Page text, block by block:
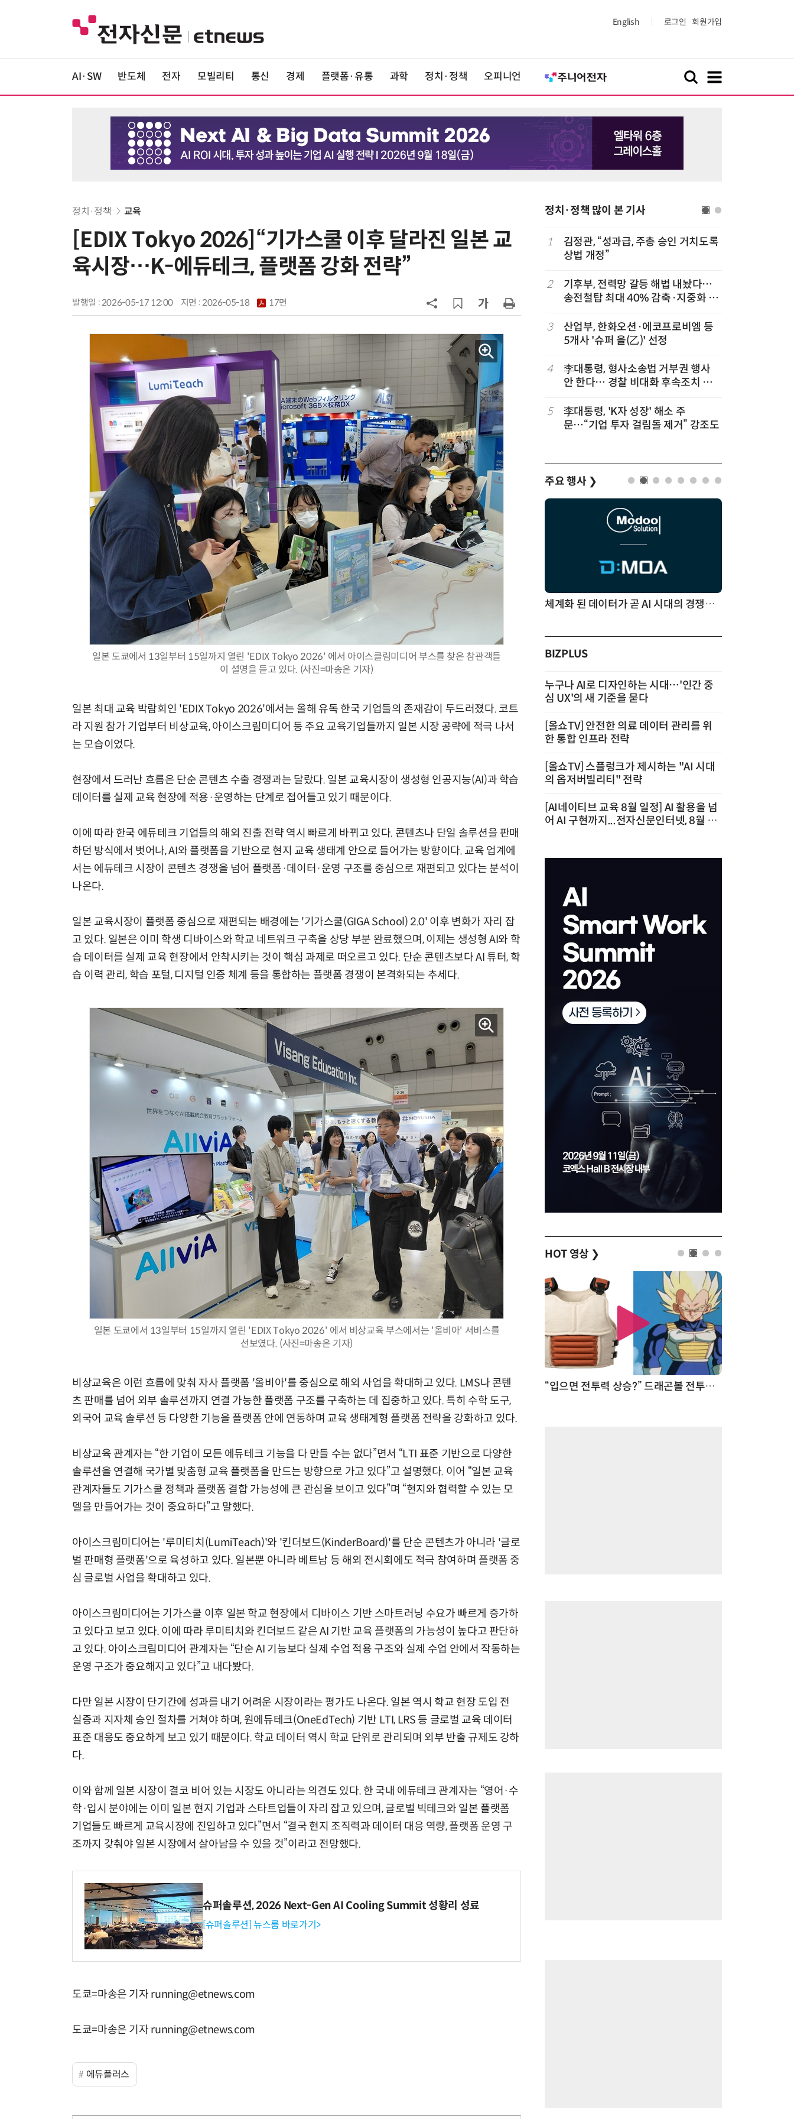
English 로그인 회원가입
AI·SW 반도체 전자 모빌리티 통신 경제 플랫폼·유통 과학 정치·정책 오피니언
정치·정책 교육
[EDIX Tokyo 2026]“기가스쿨 이후 달라진 일본 교
육시장…K-에듀테크, 플랫폼 강화 전략”
발행일 : 2026-05-17 12:00 지면 :2026-05-18 17면
일본 도쿄에서 13일부터 15일까지 열린 'EDIX Tokyo 2026' 에서 아이스클림미디어 부스를 찾은 참관객들
이 설명을 듣고 있다. (사진=마송은 기자)
일본 최대 교육 박람회인 'EDIX Tokyo 2026'에서는 올해 유독 한국 기업들의 존재감이 두드러졌다. 코트
라 지원 참가 기업부터 비상교육, 아이스크림미디어 등 주요 교육기업들까지 일본 시장 공략에 적극 나서
는 모습이었다.
현장에서 드러난 흐름은 단순 콘텐츠 수출 경쟁과는 달랐다. 일본 교육시장이 생성형 인공지능(AI)과 학습
데이터를 실제 교육 현장에 적용·운영하는 단계로 접어들고 있기 때문이다.
이에 따라 한국 에듀테크 기업들의 해외 진출 전략 역시 빠르게 바뀌고 있다. 콘텐츠나 단일 솔루션을 판매
하던 방식에서 벗어나, AI와 플랫폼을 기반으로 현지 교육 생태계 안으로 들어가는 방향이다. 교육 업계에
서는 에듀테크 시장이 콘텐츠 경쟁을 넘어 플랫폼·데이터·운영 구조를 중심으로 재편되고 있다는 분석이
나온다.
일본 교육시장이 플랫폼 중심으로 재편되는 배경에는 '기가스쿨(GIGA School) 2.0' 이후 변화가 자리 잡
고 있다. 일본은 이미 학생 디바이스와 학교 네트워크 구축을 상당 부분 완료했으며, 이제는 생성형 AI와 학
습 데이터를 실제 교육 현장에서 안착시키는 것이 핵심 과제로 떠오르고 있다. 단순 콘텐츠보다 AI 튜터, 학
습 이력 관리, 학습 포털, 디지털 인증 체계 등을 통합하는 플랫폼 경쟁이 본격화되는 추세다.
일본 도쿄에서 13일부터 15일까지 열린 'EDIX Tokyo 2026' 에서 비상교육 부스에서는 '올비아' 서비스를
선보였다. (사진=마송은 기자)
비상교육은 이런 흐름에 맞춰 자사 플랫폼 '올비아'를 중심으로 해외 사업을 확대하고 있다. LMS나 콘텐
츠 판매를 넘어 외부 솔루션까지 연결 가능한 플랫폼 구조를 구축하는 데 집중하고 있다. 특히 수학 도구,
외국어 교육 솔루션 등 다양한 기능을 플랫폼 안에 연동하며 교육 생태계형 플랫폼 전략을 강화하고 있다.
비상교육 관계자는 “한 기업이 모든 에듀테크 기능을 다 만들 수는 없다”면서 “LTI 표준 기반으로 다양한
솔루션을 연결해 국가별 맞춤형 교육 플랫폼을 만드는 방향으로 가고 있다”고 설명했다. 이어 “일본 교육
관계자들도 기가스쿨 정책과 플랫폼 결합 가능성에 큰 관심을 보이고 있다”며 “현지와 협력할 수 있는 모
델을 만들어가는 것이 중요하다”고 말했다.
아이스크림미디어는 '루미티치(LumiTeach)'와 '킨더보드(KinderBoard)'를 단순 콘텐츠가 아니라 '글로
벌 판매형 플랫폼'으로 육성하고 있다. 일본뿐 아니라 베트남 등 해외 전시회에도 적극 참여하며 플랫폼 중
심 글로벌 사업을 확대하고 있다.
아이스크림미디어는 기가스쿨 이후 일본 학교 현장에서 디바이스 기반 스마트러닝 수요가 빠르게 증가하
고 있다고 보고 있다. 이에 따라 루미티치와 킨더보드 같은 AI 기반 교육 플랫폼의 가능성이 높다고 판단하
고 있다. 아이스크림미디어 관계자는 “단순 AI 기능보다 실제 수업 적용 구조와 실제 수업 안에서 작동하는
운영 구조가 중요해지고 있다”고 내다봤다.
다만 일본 시장이 단기간에 성과를 내기 어려운 시장이라는 평가도 나온다. 일본 역시 학교 현장 도입 전
실증과 지자체 승인 절차를 거쳐야 하며, 원에듀테크(OneEdTech) 기반 LTI, LRS 등 글로벌 교육 데이터
표준 대응도 중요하게 보고 있기 때문이다. 학교 데이터 역시 학교 단위로 관리되며 외부 반출 규제도 강하
다.
이와 함께 일본 시장이 결코 비어 있는 시장도 아니라는 의견도 있다. 한 국내 에듀테크 관계자는 “영어·수
학·입시 분야에는 이미 일본 현지 기업과 스타트업들이 자리 잡고 있으며, 글로벌 빅테크와 일본 플랫폼
기업들도 빠르게 교육시장에 진입하고 있다”면서 “결국 현지 조직력과 데이터 대응 역량, 플랫폼 운영 구
조까지 갖춰야 일본 시장에서 살아남을 수 있을 것”이라고 전망했다.
슈퍼솔루션, 2026 Next-Gen AI Cooling Summit 성황리 성료
[슈퍼솔루션] 뉴스룸 바로가기>
도쿄=마송은 기자 running@etnews.com
도쿄=마송은 기자 running@etnews.com
에듀플러스
정치·정책 많이 본 기사
6
[사설] 차세대 전력반도체 R&D, 참
여 대기업 파격 혜택 줘라
동계·소상공인 이의 모두 기각
메가프로젝트 속도전…'산업자원안
보기금' 신설해 공급망 사수
정점식 “김용범 이미 한국경제 빌
런…李 대통령, 경질 결단해야”
10 돌려차기 피해자 불러 놓고 “돌려차
기 한번 해라”…선 넘은 친한계
1
김정관, “성과급, 주총 승인 거치도록
상법 개정”
2
기후부, 전력망 갈등 해법 내놨다…
송전철탑 최대 40% 감축·지중화 확
3
산업부, 한화오션·에코프로비엠 등
5개사 '슈퍼 을(乙)' 선정
4
李대통령, 형사소송법 거부권 행사
안 한다… 경찰 비대화 후속조치 점
5
李대통령, 'K자 성장' 해소 주
문…“기업 투자 걸림돌 제거” 강조도
주요 행사 ❯
AI Native Enterprise를 지원하는 AI Ready Data 플랫폼 활용 전략 체계화 된 데이터가 곧 AI 시대의 경쟁력이다
BIZPLUS
누구나 AI로 디자인하는 시대…'인간 중
심 UX'의 새 기준을 묻다
[올쇼TV] 안전한 의료 데이터 관리를 위
한 통합 인프라 전략
[올쇼TV] 스플렁크가 제시하는 "AI 시대
의 옵저버빌리티" 전략
[AI네이티브 교육 8월 일정] AI 활용을 넘
어 AI 구현까지...전자신문인터넷, 8월 실
HOT 영상 ❯
“계속 쫓아왔다”…도망치던 우크라 민간인 공격한 러 자폭 드론 “입으면 전투력 상승?” 드래곤볼 전투복 닮은 중량조끼